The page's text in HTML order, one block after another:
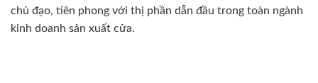
chủ đạo, tiên phong với thị phần dẫn đầu trong toàn ngành
kinh doanh sản xuất cửa.